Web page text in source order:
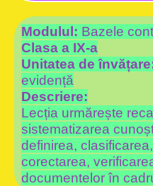
Modulul: Bazele
Clasa a IX-a
Unitatea de
evidență
Descriere:
Lecția urmărește
sistematizarea
definirea,
corectarea,
documentelor în